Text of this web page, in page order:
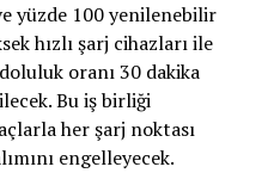
yüzde 100 yenilenebilir
hızlı şarj cihazları ile
oranı 30 dakika
Bu iş birliği
her şarj noktası
engelleyecek.